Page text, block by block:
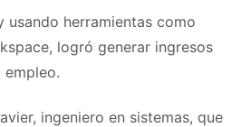
usando herramientas como
logró generar ingresos
ingeniero en sistemas, que